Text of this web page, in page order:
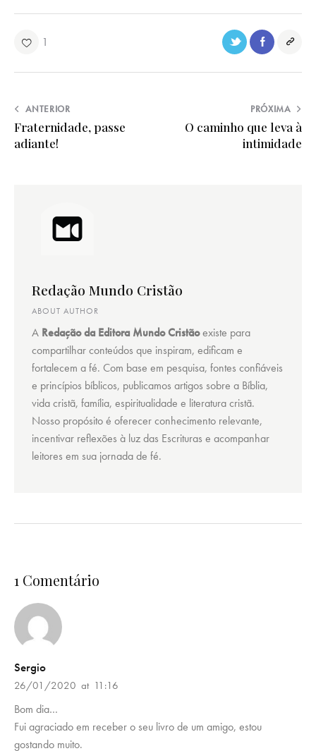
1
ANTERIOR
Fraternidade, passe
adiante!
PRÓXIMA
O caminho que leva à
intimidade
Redação Mundo Cristão
ABOUT AUTHOR
A Redação da Editora Mundo Cristãoexiste para
compartilhar conteúdos que inspiram, edificam e
fortalecem a fé. Com base em pesquisa, fontes confiáveis
e princípios bíblicos, publicamos artigos sobre a Bíblia,
vida cristã, família, espiritualidade e literatura cristã.
Nosso propósito é oferecer conhecimento relevante,
incentivar reflexões à luz das Escrituras e acompanhar
leitores em sua jornada de fé.
1 Comentário
Sergio
26/01/2020 at 11:16
Bom dia…
Fui agraciado em receber o seu livro de um amigo, estou
gostando muito.